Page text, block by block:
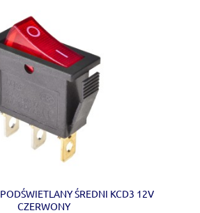
ŚREDNI KCD3 12V
CZERWONY